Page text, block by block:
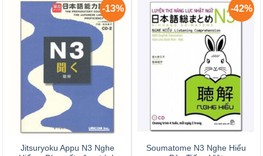
-13%
Jitsuryoku Appu N3 Nghe
-42%
Soumatome N3 Nghe Hiểu